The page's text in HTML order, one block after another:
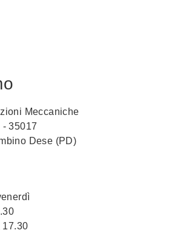
Meccaniche
35017
Dese (PD)
17.30